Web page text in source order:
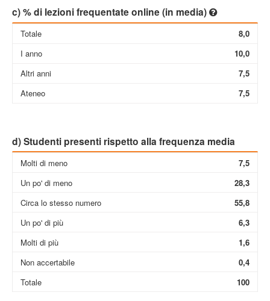
c) % di lezioni frequentate online (in media)
Totale
I anno
Altri anni
Ateneo
8,0
10,0
7,5
7,5
d) Studenti presenti rispetto alla frequenza media
Molti di meno
Un po' di meno
Circa lo stesso numero
Un po' di più
Molti di più
Non accertabile
Totale
7,5
28,3
55,8
6,3
1,6
0,4
100